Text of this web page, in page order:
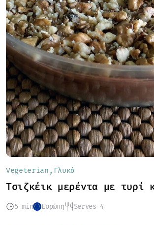
Vegeterian Γλυκά
Tσιζκέικ μερέντα με τυρί
5 min Ευρώπη Serves 4